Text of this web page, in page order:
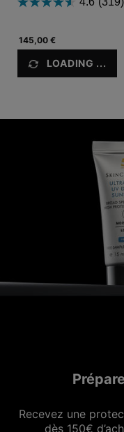
145,00 €
LOADING ...
Recevez une
dès 150€